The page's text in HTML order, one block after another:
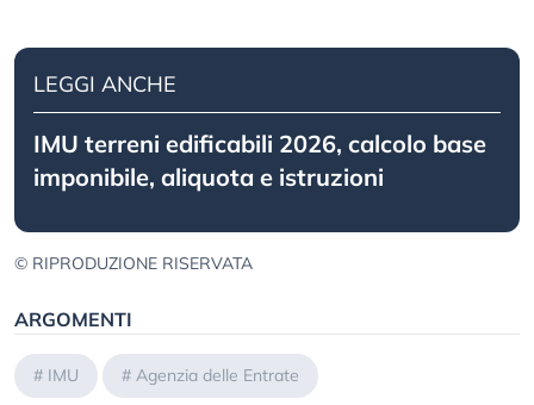
LEGGI ANCHE
IMU terreni edificabili 2026, calcolo base
imponibile, aliquota e istruzioni
© RIPRODUZIONE RISERVATA
ARGOMENTI
# IMU # Agenzia delle Entrate